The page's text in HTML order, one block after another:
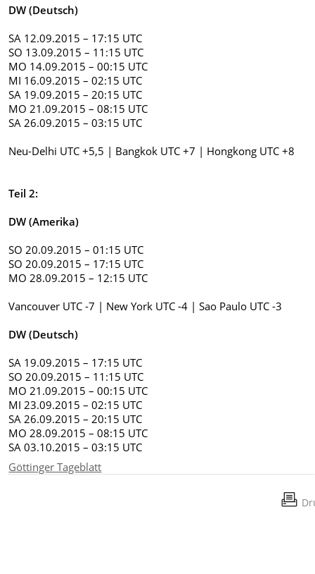
DW (Deutsch)
SA 12.09.2015 – 17:15 UTC
SO 13.09.2015 – 11:15 UTC
MO 14.09.2015 – 00:15 UTC
MI 16.09.2015 – 02:15 UTC
SA 19.09.2015 – 20:15 UTC
MO 21.09.2015 – 08:15 UTC
SA 26.09.2015 – 03:15 UTC
Neu-Delhi UTC +5,5 | Bangkok UTC +7 | Hongkong UTC +8
Teil 2:
DW (Amerika)
SO 20.09.2015 – 01:15 UTC
SO 20.09.2015 – 17:15 UTC
MO 28.09.2015 – 12:15 UTC
Vancouver UTC -7 | New York UTC -4 | Sao Paulo UTC -3
DW (Deutsch)
SA 19.09.2015 – 17:15 UTC
SO 20.09.2015 – 11:15 UTC
MO 21.09.2015 – 00:15 UTC
MI 23.09.2015 – 02:15 UTC
SA 26.09.2015 – 20:15 UTC
MO 28.09.2015 – 08:15 UTC
SA 03.10.2015 – 03:15 UTC
Göttinger Tageblatt